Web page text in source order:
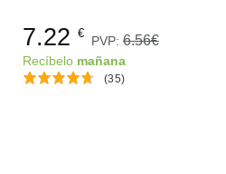
7.22 €
PVP: 6.56€
Recíbelo mañana
(35)